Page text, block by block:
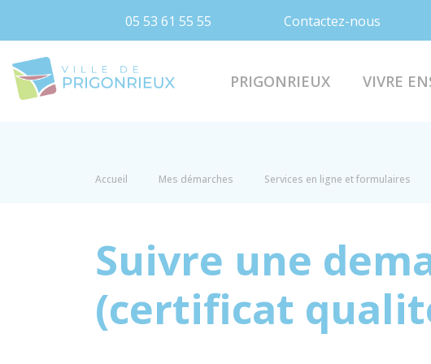
05 53 61 55 55 Contactez-nous
PRIGONRIEUX VIVRE
Accueil Mes démarches Services en ligne et formulaires
Suivre une
(certificat